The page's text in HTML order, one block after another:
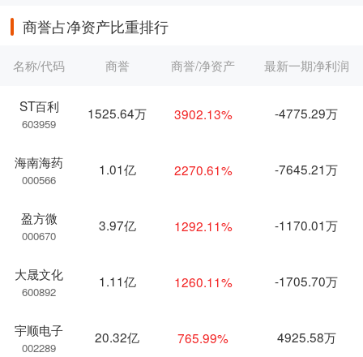
商誉占净资产比重排行
名称/代码 商誉 商誉/净资产 最新一期净利润
ST百利
603959
1525.64万 3902.13% -4775.29万
海南海药
000566
1.01亿 2270.61% -7645.21万
盈方微
000670
3.97亿 1292.11% -1170.01万
大晟文化
600892
1.11亿 1260.11% -1705.70万
宇顺电子
002289
20.32亿 765.99% 4925.58万